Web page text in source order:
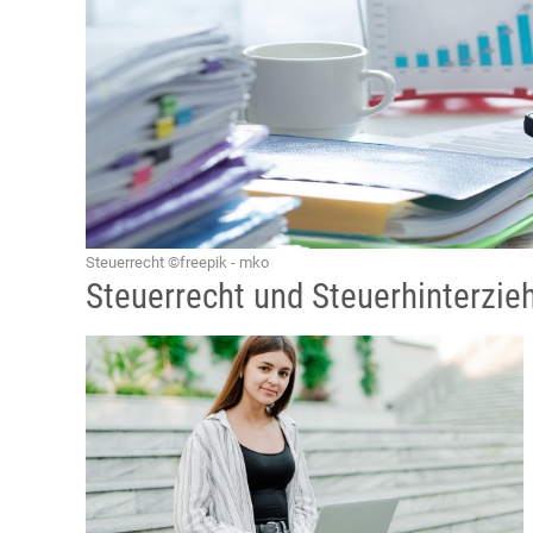
Steuerrecht ©freepik - mko
Steuerrecht und